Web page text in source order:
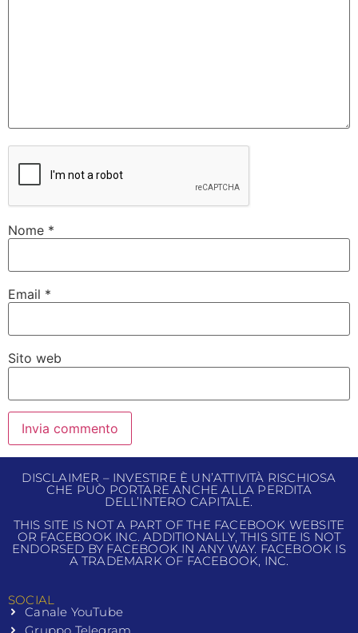
Nome *
Email *
Sito web
DISCLAIMER – INVESTIRE È UN’ATTIVITÀ RISCHIOSA
CHE PUÒ PORTARE ANCHE ALLA PERDITA
DELL’INTERO CAPITALE.
THIS SITE IS NOT A PART OF THE FACEBOOK WEBSITE
OR FACEBOOK INC. ADDITIONALLY, THIS SITE IS NOT
ENDORSED BY FACEBOOK IN ANY WAY. FACEBOOK IS
A TRADEMARK OF FACEBOOK, INC.
SOCIAL
Canale YouTube